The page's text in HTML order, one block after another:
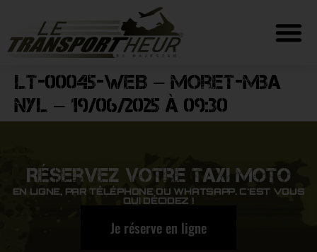
LT-00045-WEB – Moret-Mba
Nyl – 19/06/2025 à 09:30
Réservez votre Taxi Moto
EN LIGNE, PAR TÉLÉPHONE OU WHATSAPP. C'EST VOUS
QUI DÉCIDEZ !
Je réserve en ligne